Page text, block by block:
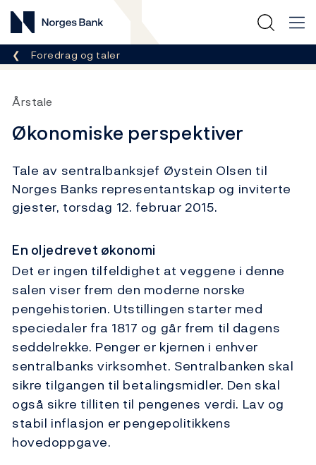
Norges Bank
Her er du nå:
Foredrag og taler
Årstale
Økonomiske perspektiver
Tale av sentralbanksjef Øystein Olsen til
Norges Banks representantskap og inviterte
gjester, torsdag 12. februar 2015.
En oljedrevet økonomi
Det er ingen tilfeldighet at veggene i denne
salen viser frem den moderne norske
pengehistorien. Utstillingen starter med
speciedaler fra 1817 og går frem til dagens
seddelrekke. Penger er kjernen i enhver
sentralbanks virksomhet. Sentralbanken skal
sikre tilgangen til betalingsmidler. Den skal
også sikre tilliten til pengenes verdi. Lav og
stabil inflasjon er pengepolitikkens
hovedoppgave.